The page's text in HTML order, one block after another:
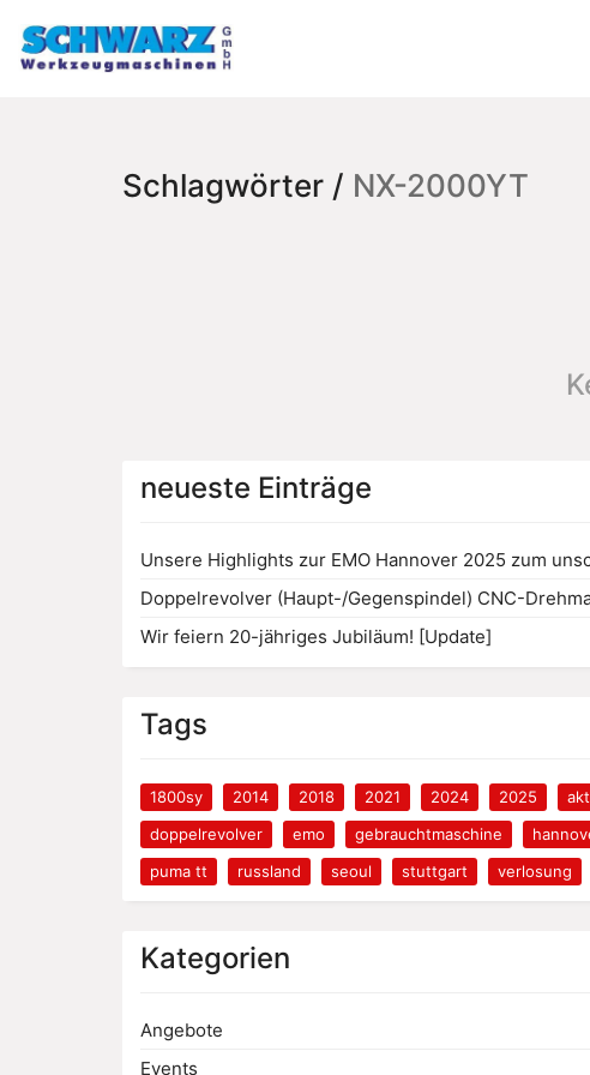
Schlagwörter / NX-2000YT
neueste Einträge
Unsere Highlights zur EMO Hannover 2025 zum
Doppelrevolver (Haupt-/Gegenspindel) CNC-
Wir feiern 20-jähriges Jubiläum! [Update]
Tags
1800sy 2014 2018 2021 2024 2025
doppelrevolver
emo gebrauchtmaschine
puma tt
russland seoul stuttgart verlosung
Kategorien
Angebote
Events